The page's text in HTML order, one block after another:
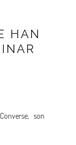
HAN
son